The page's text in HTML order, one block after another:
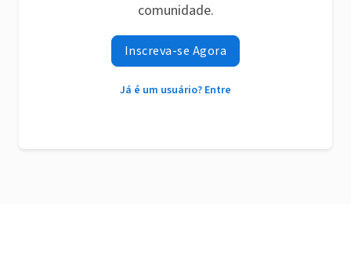
comunidade.
Inscreva-se Agora
Já é um usuário? Entre